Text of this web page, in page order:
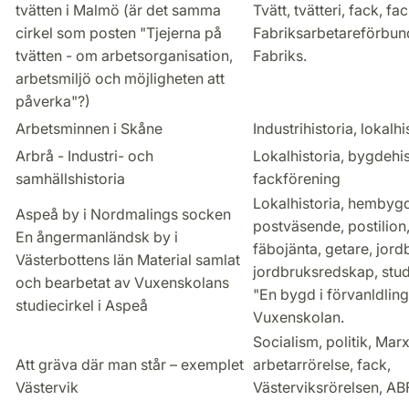
tvätten i Malmö (är det samma
cirkel som posten "Tjejerna på
tvätten - om arbetsorganisation,
arbetsmiljö och möjligheten att
påverka"?)
Tvätt, tvätteri, fack,
Fabriks.
Arbetsminnen i Skåne
Industrihistoria,
Arbrå - Industri- och
samhällshistoria
Lokalhistoria,
fackförening
Aspeå by i Nordmalings socken
En ångermanländsk by i
Västerbottens län Material samlat
och bearbetat av Vuxenskolans
studiecirkel i Aspeå
Lokalhistoria,
postväsende,
fäbojänta, getare,
jordbruksredskap,
"En bygd i
Vuxenskolan.
Att gräva där man står – exemplet
Västervik
Socialism, politik,
arbetarrörelse, fack,
Västerviksrörelsen,